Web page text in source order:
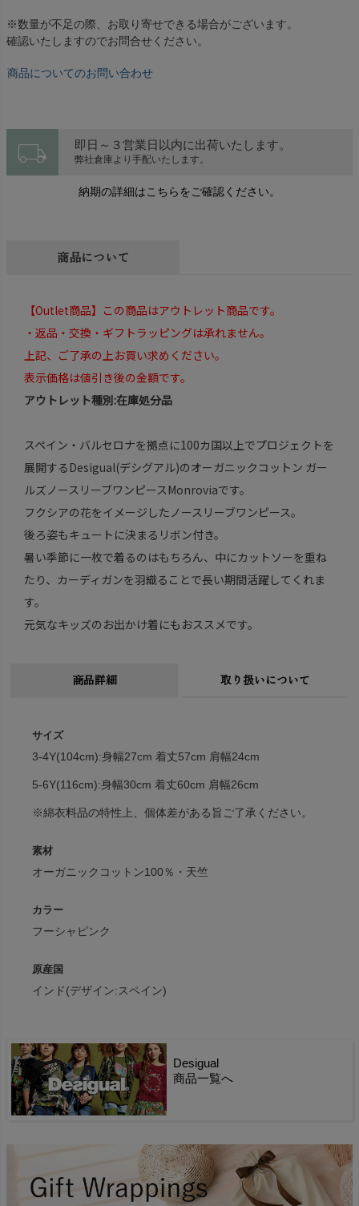
※数量が不足の際、お取り寄せできる場合がございます。
確認いたしますのでお問合せください。
商品についてのお問い合わせ
local_shipping 即日～３営業日以内に出荷いたします。
弊社倉庫より手配いたします。
納期の詳細はこちらをご確認ください。
商品について
【Outlet商品】この商品はアウトレット商品です。
・返品・交換・ギフトラッピングは承れません。
上記、ご了承の上お買い求めください。
表示価格は値引き後の金額です。
アウトレット種別:在庫処分品
スペイン・バルセロナを拠点に100カ国以上でプロジェクトを
展開するDesigual(デシグアル)のオーガニックコットン ガー
ルズノースリーブワンピースMonroviaです。
フクシアの花をイメージしたノースリーブワンピース。
後ろ姿もキュートに決まるリボン付き。
暑い季節に一枚で着るのはもちろん、中にカットソーを重ね
たり、カーディガンを羽織ることで長い期間活躍してくれま
す。
元気なキッズのお出かけ着にもおススメです。
商品詳細 取り扱いについて
サイズ
3-4Y(104cm):身幅27cm 着丈57cm 肩幅24cm
5-6Y(116cm):身幅30cm 着丈60cm 肩幅26cm
※綿衣料品の特性上、個体差がある旨ご了承ください。
素材
オーガニックコットン100％・天竺
カラー
フーシャピンク
原産国
インド(デザイン:スペイン)
Desigual
商品一覧へ